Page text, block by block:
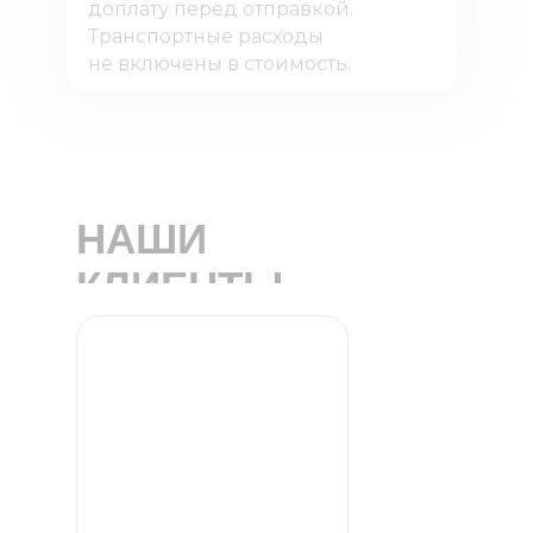
доплату перед отправкой.
Транспортные расходы
не включены в стоимость.
НАШИ
КЛИЕНТЫ